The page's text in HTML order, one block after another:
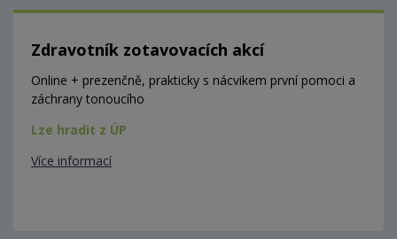
Zdravotník zotavovacích akcí
Online + prezenčně, prakticky s nácvikem první pomoci a
záchrany tonoucího
Lze hradit z ÚP
Více informací